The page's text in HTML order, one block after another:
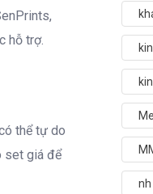
hỗ trợ.
thể tự do
set giá để